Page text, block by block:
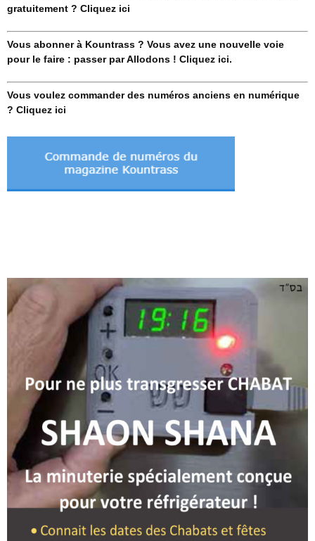
gratuitement ? Cliquez ici
Vous abonner à Kountrass ? Vous avez une nouvelle voie
pour le faire : passer par Allodons ! Cliquez ici.
Vous voulez commander des numéros anciens en numérique
? Cliquez ici